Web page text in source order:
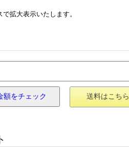
拡大表示いたします。
額をチェック 送料はこちら